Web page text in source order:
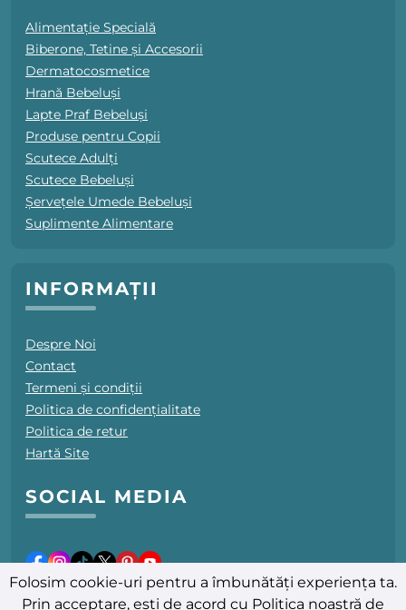
Alimentație Specială
Biberone, Tetine și Accesorii
Dermatocosmetice
Hrană Bebeluși
Lapte Praf Bebeluși
Produse pentru Copii
Scutece Adulți
Scutece Bebeluși
Șervețele Umede Bebeluși
Suplimente Alimentare
INFORMAȚII
Despre Noi
Contact
Termeni și condiții
Politica de confidențialitate
Politica de retur
Hartă Site
SOCIAL MEDIA
Folosim cookie-uri pentru a îmbunătăți experiența ta.
Prin acceptare, ești de acord cu Politica noastră de